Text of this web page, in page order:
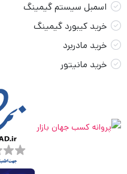
اسمبل سیستم گیمینگ
خرید کیبورد گیمینگ
خرید مادربرد
خرید مانیتور